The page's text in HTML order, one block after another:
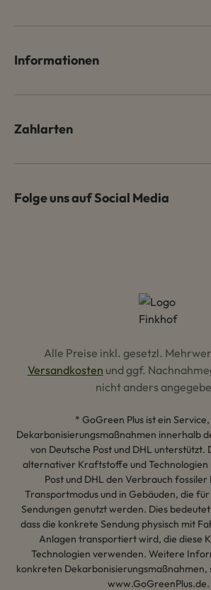
Informationen
Zahlarten
Folge uns auf Social Media
Alle Preise inkl. gesetzl.
Versandkosten und ggf.
nicht anders
* GoGreen Plus ist ein
Dekarbonisierungsmaßnahmen innerhalb
von Deutsche Post und DHL unterstützt.
alternativer Kraftstoffe und Technologien
Post und DHL den Verbrauch
Transportmodus und in Gebäuden, die
Sendungen genutzt werden. Dies
dass die konkrete Sendung physisch mit
Anlagen transportiert wird, die diese
Technologien verwenden. Weitere
konkreten
www.GoGreenPlus.de.